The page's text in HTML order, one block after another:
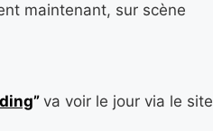
maintenant, sur scène
” va voir le jour via le site